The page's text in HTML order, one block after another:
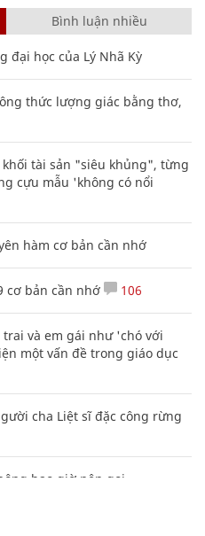
Bình luận nhiều
đại học của Lý Nhã Kỳ
thức lượng giác bằng thơ,
tài sản "siêu khủng", từng
cựu mẫu 'không có nổi
hàm cơ bản cần nhớ
cơ bản cần nhớ 106
và em gái như 'chó với
một vấn đề trong giáo dục
cha Liệt sĩ đặc công rừng
bao giờ nên gọi